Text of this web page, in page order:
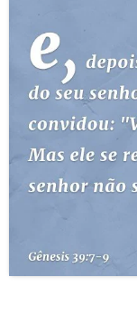
TERMO BÍBLICO
QUEM SOMOS
LOJA BÍBLIAON